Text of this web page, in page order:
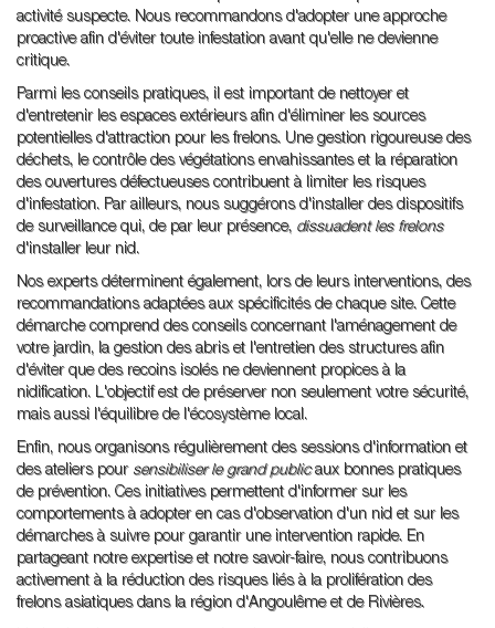
activité suspecte. Nous recommandons d'adopter une approche
proactive afin d'éviter toute infestation avant qu'elle ne devienne
critique.
Parmi les conseils pratiques, il est important de nettoyer et
d'entretenir les espaces extérieurs afin d'éliminer les sources
potentielles d'attraction pour les frelons. Une gestion rigoureuse des
déchets, le contrôle des végétations envahissantes et la réparation
des ouvertures défectueuses contribuent à limiter les risques
d'infestation. Par ailleurs, nous suggérons d'installer des dispositifs
de surveillance qui, de par leur présence, dissuadent les frelons
d'installer leur nid.
Nos experts déterminent également, lors de leurs interventions, des
recommandations adaptées aux spécificités de chaque site. Cette
démarche comprend des conseils concernant l'aménagement de
votre jardin, la gestion des abris et l'entretien des structures afin
d'éviter que des recoins isolés ne deviennent propices à la
nidification. L'objectif est de préserver non seulement votre sécurité,
mais aussi l'équilibre de l'écosystème local.
Enfin, nous organisons régulièrement des sessions d'information et
des ateliers pour sensibiliser le grand publicaux bonnes pratiques
de prévention. Ces initiatives permettent d'informer sur les
comportements à adopter en cas d'observation d'un nid et sur les
démarches à suivre pour garantir une intervention rapide. En
partageant notre expertise et notre savoir-faire, nous contribuons
activement à la réduction des risques liés à la prolifération des
frelons asiatiques dans la région d'Angoulême et de Rivières.